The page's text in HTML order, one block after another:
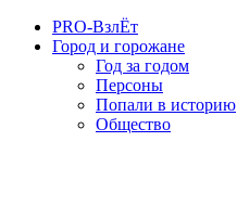
PRO-ВзлЁт
Город и горожане
Год за годом
Персоны
Попали в историю
Общество